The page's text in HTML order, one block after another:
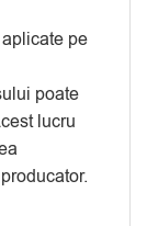
pe
poate
lucru